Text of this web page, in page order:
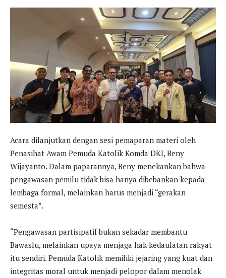
Acara dilanjutkan dengan sesi pemaparan materi oleh
Penasihat Awam Pemuda Katolik Komda DKI, Beny
Wijayanto. Dalam paparannya, Beny menekankan bahwa
pengawasan pemilu tidak bisa hanya dibebankan kepada
lembaga formal, melainkan harus menjadi “gerakan
semesta”.
“Pengawasan partisipatif bukan sekadar membantu
Bawaslu, melainkan upaya menjaga hak kedaulatan rakyat
itu sendiri. Pemuda Katolik memiliki jejaring yang kuat dan
integritas moral untuk menjadi pelopor dalam menolak